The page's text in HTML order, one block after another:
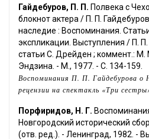
Гайдебуров, П. П. Полвека с
блокнот актера / П. П.
наследие : Воспоминания.
экспликации. Выступления / П. П.
статьи С. Дрейден ; коммент.: М.
Эндзина. - М., 1977. - С. 134-159.
Воспоминания П. П. Гайдебурова о
рецензии на спектакль «Три
Порфиридов, Н. Г.
Новгородский исторический
(отв. ред.). - Ленинград, 1982. -